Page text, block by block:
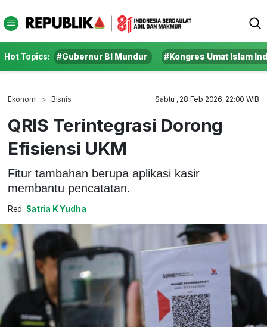
Hot Topics: #Gubernur BI Mundur #Kongres Umat Islam
Ekonomi Bisnis Sabtu , 28 Feb 2026, 22:00 WIB
QRIS Terintegrasi Dorong
Efisiensi UKM
Fitur tambahan berupa aplikasi kasir
membantu pencatatan.
Red: Satria K Yudha